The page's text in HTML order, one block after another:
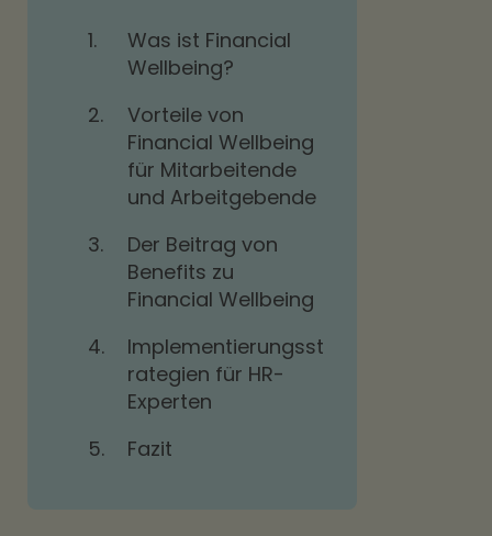
1.
Was ist Financial
Wellbeing?
2.
Vorteile von
Financial Wellbeing
für Mitarbeitende
und Arbeitgebende
3.
Der Beitrag von
Benefits zu
Financial Wellbeing
4.
Implementierungsst
rategien für HR-
Experten
5.
Fazit